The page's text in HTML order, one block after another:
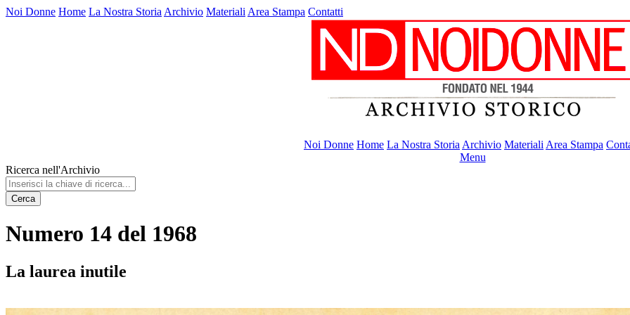
Noi Donne Home La Nostra Storia Archivio Materiali Area Stampa Contatti
Noi Donne Home La Nostra Storia Archivio Materiali Area Stampa
Menu
Ricerca nell'Archivio
Cerca
Numero 14 del 1968
La laurea inutile